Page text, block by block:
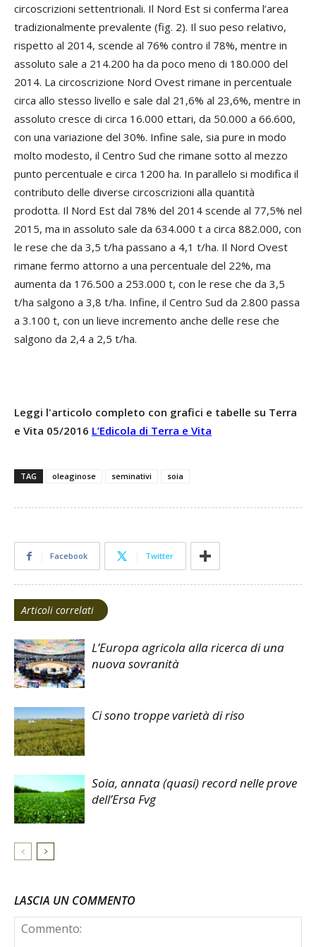
circoscrizioni settentrionali. Il Nord Est si conferma l’area
tradizionalmente prevalente (fig. 2). Il suo peso relativo,
rispetto al 2014, scende al 76% contro il 78%, mentre in
assoluto sale a 214.200 ha da poco meno di 180.000 del
2014. La circoscrizione Nord Ovest rimane in percentuale
circa allo stesso livello e sale dal 21,6% al 23,6%, mentre in
assoluto cresce di circa 16.000 ettari, da 50.000 a 66.600,
con una variazione del 30%. Infine sale, sia pure in modo
molto modesto, il Centro Sud che rimane sotto al mezzo
punto percentuale e circa 1200 ha. In parallelo si modifica il
contributo delle diverse circoscrizioni alla quantità
prodotta. Il Nord Est dal 78% del 2014 scende al 77,5% nel
2015, ma in assoluto sale da 634.000 t a circa 882.000, con
le rese che da 3,5 t/ha passano a 4,1 t/ha. Il Nord Ovest
rimane fermo attorno a una percentuale del 22%, ma
aumenta da 176.500 a 253.000 t, con le rese che da 3,5
t/ha salgono a 3,8 t/ha. Infine, il Centro Sud da 2.800 passa
a 3.100 t, con un lieve incremento anche delle rese che
salgono da 2,4 a 2,5 t/ha.
Leggi l'articolo completo con grafici e tabelle su Terra
e Vita 05/2016 L’Edicola di Terra e Vita
TAG oleaginose seminativi soia
Facebook Twitter
Articoli correlati
L’Europa agricola alla ricerca di una
nuova sovranità
Ci sono troppe varietà di riso
Soia, annata (quasi) record nelle prove
dell’Ersa Fvg
LASCIA UN COMMENTO